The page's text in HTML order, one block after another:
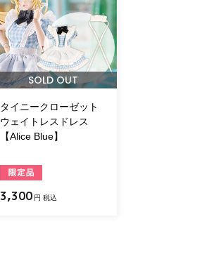
SOLD OUT
タイニークローゼット
ウェイトレスドレス
【Alice Blue】
3,300 円 税込